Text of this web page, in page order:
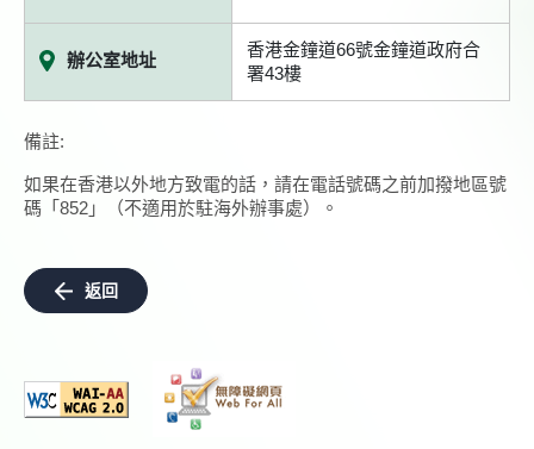
辦公室地址
香港金鐘道66號金鐘道政府合
署43樓
備註:
如果在香港以外地方致電的話，請在電話號碼之前加撥地區號
碼「852」（不適用於駐海外辦事處）。
返回